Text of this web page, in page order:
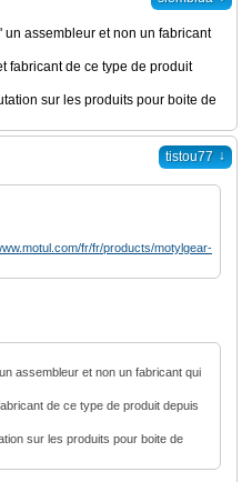
assembleur et non un fabricant
fabricant de ce type de produit
sur les produits pour boite de
tistou77 ↓
fr/fr/products/motylgear-
assembleur et non un fabricant qui
de ce type de produit depuis
sur les produits pour boite de